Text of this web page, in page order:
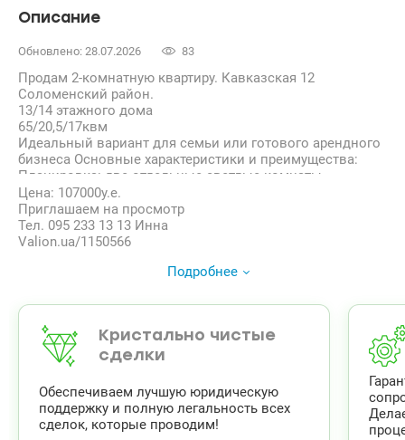
Описание
Обновлено: 28.07.2026 83
Продам 2-комнатную квартиру. Кавказская 12
Соломенский район.
13/14 этажного дома
65/20,5/17квм
Идеальный вариант для семьи или готового арендного
бизнеса Основные характеристики и преимущества:
Планировка: две отдельные светлые комнаты,
раздельный санузел и большой застекленный балкон.
Состояние: выполнен качественный современный
ремонт, квартира полностью укомплектована
необходимой мебелью и бытовой техникой – можно
Локация и инфраструктура:
прекрасный вид на парк и тишина вокруг дома.
Все необходимое в пешей доступности: супермаркеты,
уютные кафе, школы, детские сады.
Удобная транспортная развязка, позволяющая быстро
добраться до центра города.
Цена: 107000у.е.
Приглашаем на просмотр
Тел. 095 233 13 13 Инна
Valion.ua/1150566
Подробнее
Кристально чистые
сделки
Обеспечиваем лучшую юридическую
поддержку и полную легальность всех
сделок, которые проводим!